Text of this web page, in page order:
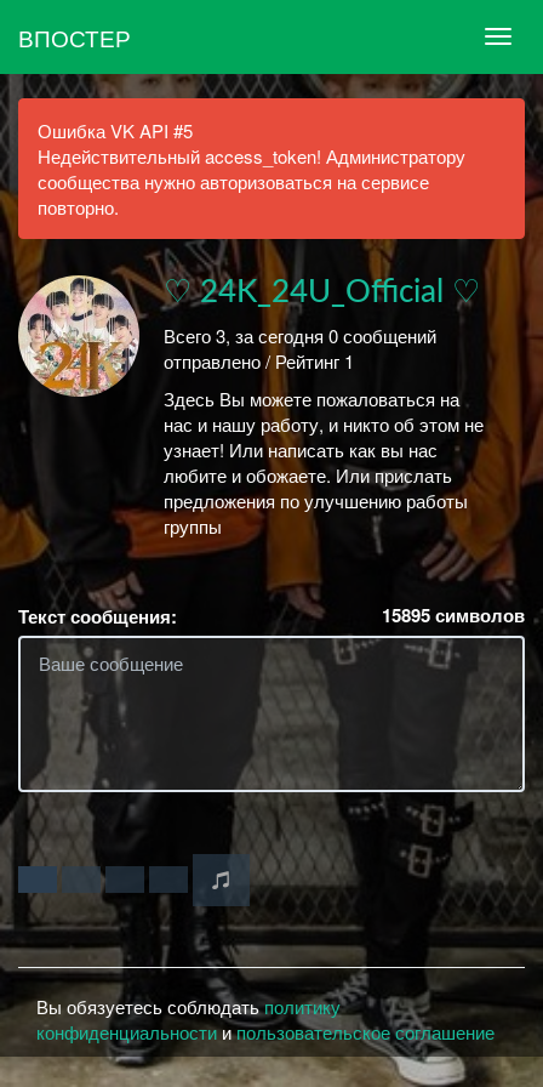
ВПОСТЕР
Ошибка VK API #5
Недействительный access_token! Администратору
сообщества нужно авторизоваться на сервисе
повторно.
♡ 24K_24U_Official ♡
Всего 3, за сегодня 0 сообщений
отправлено / Рейтинг 1
Здесь Вы можете пожаловаться на
нас и нашу работу, и никто об этом не
узнает! Или написать как вы нас
любите и обожаете. Или прислать
предложения по улучшению работы
группы
Текст сообщения: 15895символов
Вы обязуетесь соблюдатьполитику
конфиденциальностиипользовательское соглашение